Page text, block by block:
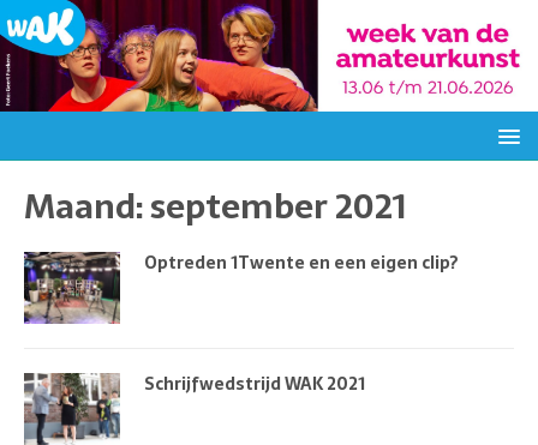
Maand:september 2021
Optreden 1Twente en een eigen clip?
Schrijfwedstrijd WAK 2021